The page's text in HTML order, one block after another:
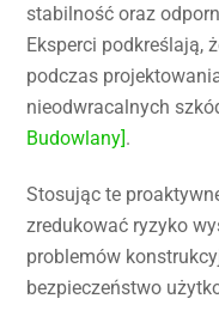
stabilność oraz
Eksperci podkreślają,
podczas
nieodwracalnych
Budowlany].
Stosując te
zredukować ryzyko
problemów
bezpieczeństwo